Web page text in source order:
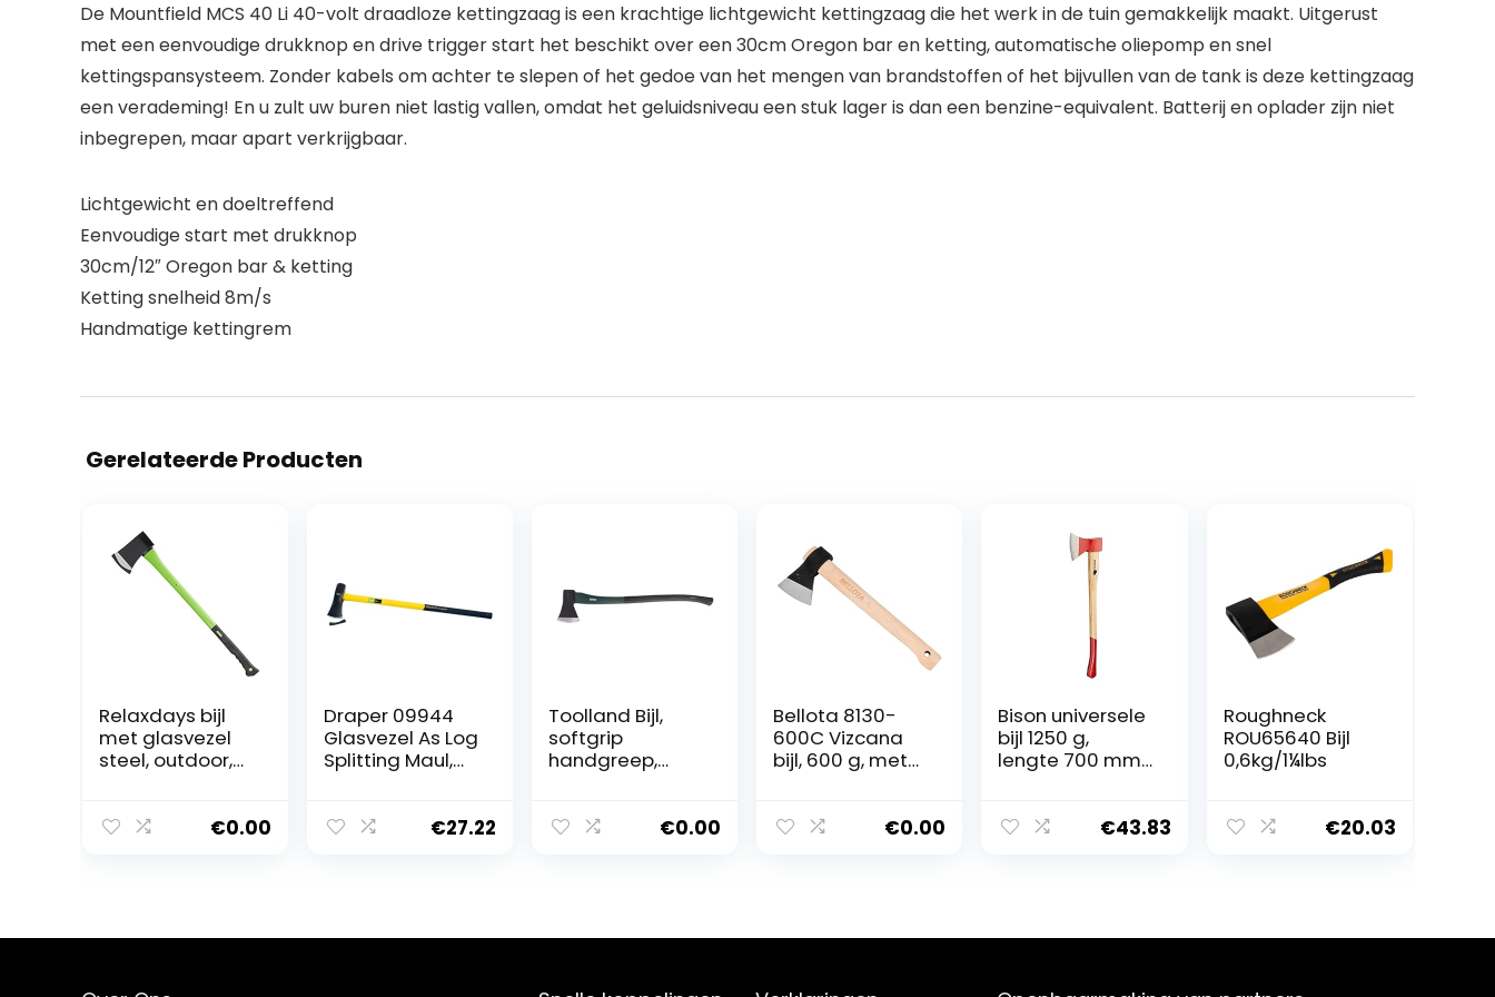
De Mountfield MCS 40 Li 40-volt draadloze kettingzaag is een krachtige lichtgewicht kettingzaag die het werk in de tuin gemakkelijk maakt. Uitgerust
met een eenvoudige drukknop en drive trigger start het beschikt over een 30cm Oregon bar en ketting, automatische oliepomp en snel
kettingspansysteem. Zonder kabels om achter te slepen of het gedoe van het mengen van brandstoffen of het bijvullen van de tank is deze kettingzaag
een verademing! En u zult uw buren niet lastig vallen, omdat het geluidsniveau een stuk lager is dan een benzine-equivalent. Batterij en oplader zijn niet
inbegrepen, maar apart verkrijgbaar.
Lichtgewicht en doeltreffend
Eenvoudige start met drukknop
30cm/12″ Oregon bar & ketting
Ketting snelheid 8m/s
Handmatige kettingrem
Gerelateerde Producten
Relaxdays bijl
met glasvezel
steel, outdoor,
handgreep,
€0.00
Draper 09944
Glasvezel As Log
Splitting Maul,
€27.22
Toolland Bijl,
softgrip
handgreep,
€0.00
Bellota 8130-
600C Vizcana
bijl, 600 g, met
houtbewerking,
takken,
€0.00
Bison universele
bijl 1250 g,
lengte 700 mm
221200
€43.83
Roughneck
ROU65640 Bijl
0,6kg/1¼lbs
€20.03